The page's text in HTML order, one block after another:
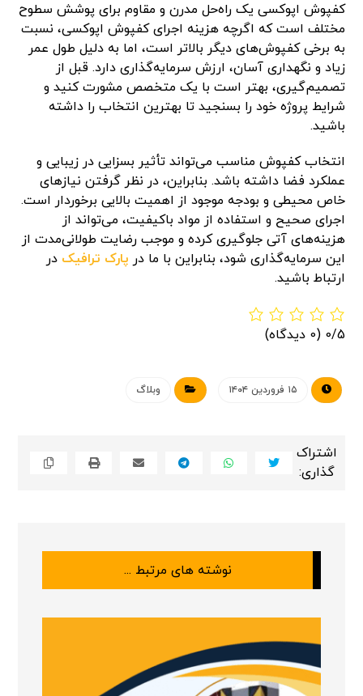
کفپوش اپوکسی یک راه‌حل مدرن و مقاوم برای پوشش سطوح
مختلف است که اگرچه هزینه اجرای کفپوش اپوکسی، نسبت
به برخی کفپوش‌های دیگر بالاتر است، اما به دلیل طول عمر
زیاد و نگهداری آسان، ارزش سرمایه‌گذاری دارد. قبل از
تصمیم‌گیری، بهتر است با یک متخصص مشورت کنید و
شرایط پروژه خود را بسنجید تا بهترین انتخاب را داشته
باشید.
انتخاب کفپوش مناسب می‌تواند تأثیر بسزایی در زیبایی و
عملکرد فضا داشته باشد. بنابراین، در نظر گرفتن نیازهای
خاص محیطی و بودجه موجود از اهمیت بالایی برخوردار است.
اجرای صحیح و استفاده از مواد باکیفیت، می‌تواند از
هزینه‌های آتی جلوگیری کرده و موجب رضایت طولانی‌مدت از
این سرمایه‌گذاری شود، بنابراین با ما در پارک ترافیک در
ارتباط باشید.
0/5 (0 دیدگاه)
۱۵ فروردین ۱۴۰۴ وبلاگ
نوشته های مرتبط ...